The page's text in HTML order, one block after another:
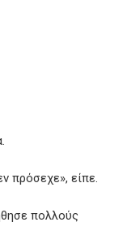
πρόσεχε», είπε.
πολλούς